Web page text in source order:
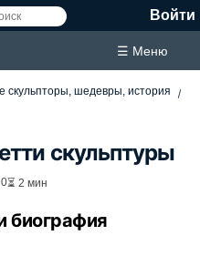
Войти
☰ Меню
скульпторы, шедевры, история
скульптуры
0⏳ 2 мин
биография